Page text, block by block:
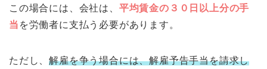
この場合には、会社は、 平均賃金の３０日以上分の手
当 を労働者に支払う必要があります。
ただし、解雇を争う場合には、解雇予告手当を請求し